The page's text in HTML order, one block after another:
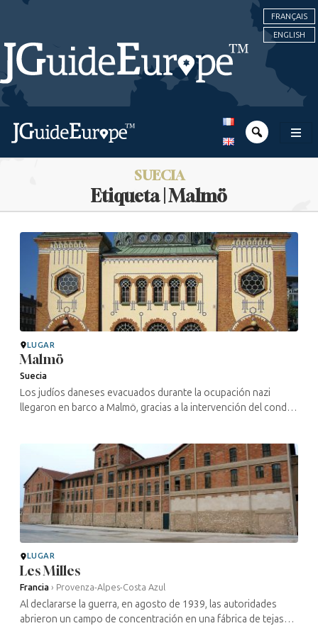
FRANÇAIS
ENGLISH
SUECIA
Etiqueta | Malmö
LUGAR
Malmö
Suecia
Los judíos daneses evacuados durante la ocupación nazi
llegaron en barco a Malmö, gracias a la intervención del conde
LUGAR
Les Milles
Francia › Provenza-Alpes-Costa Azul
Al declararse la guerra, en agosto de 1939, las autoridades
abrieron un campo de concentración en una fábrica de tejas